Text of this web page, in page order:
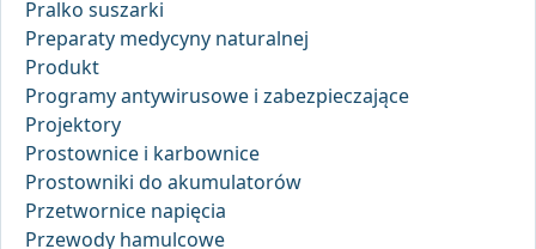
Pralko suszarki
Preparaty medycyny naturalnej
Produkt
Programy antywirusowe i zabezpieczające
Projektory
Prostownice i karbownice
Prostowniki do akumulatorów
Przetwornice napięcia
Przewody hamulcowe